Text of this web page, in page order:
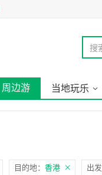
搜
周边游 当地玩乐
目的地： 香港 出